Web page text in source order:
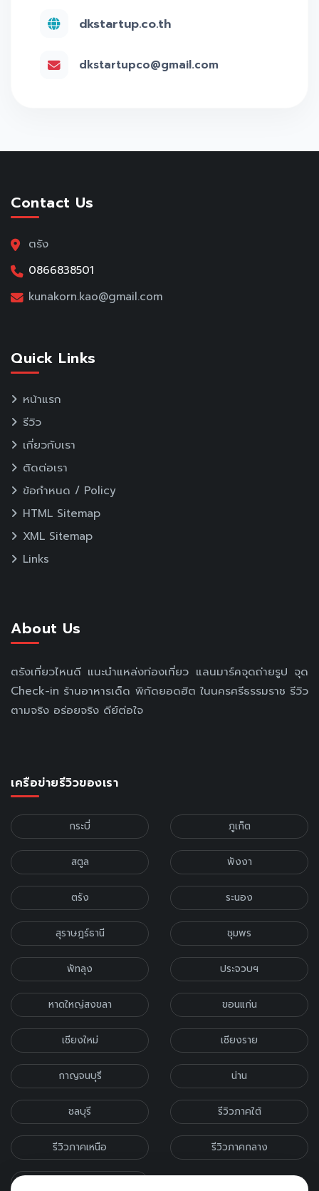
dkstartup.co.th
dkstartupco@gmail.com
Contact Us
ตรัง
0866838501
kunakorn.kao@gmail.com
Quick Links
หน้าแรก
รีวิว
เกี่ยวกับเรา
ติดต่อเรา
ข้อกำหนด / Policy
HTML Sitemap
XML Sitemap
Links
About Us
ตรังเที่ยวไหนดี แนะนำแหล่งท่องเที่ยว แลนมาร์คจุดถ่ายรูป จุด
Check-in ร้านอาหารเด็ด พิกัดยอดฮิต ในนครศรีธรรมราช รีวิว
ตามจริง อร่อยจริง ดีย์ต่อใจ
เครือข่ายรีวิวของเรา
กระบี่ ภูเก็ต
สตูล พังงา
ตรัง ระนอง
สุราษฎร์ธานี ชุมพร
พัทลุง ประจวบฯ
หาดใหญ่สงขลา ขอนแก่น
เชียงใหม่ เชียงราย
กาญจนบุรี น่าน
ชลบุรี รีวิวภาคใต้
รีวิวภาคเหนือ รีวิวภาคกลาง